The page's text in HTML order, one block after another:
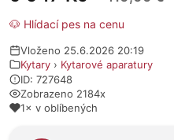
🐶 Hlídací pes na cenu
Vloženo 25.6.2026 20:19
Kytary › Kytarové aparatury
ID: 727648
Zobrazeno 2184x
1× v oblíbených
O prodejci